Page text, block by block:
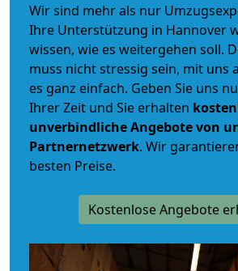
Wir sind mehr als nur
Ihre Unterstützung in Hannover
wissen, wie es weitergehen soll.
muss nicht stressig sein, mit uns
es ganz einfach. Geben Sie uns
Ihrer Zeit und Sie erhalten
unverbindlicheAngebote von
Partnernetzwerk. Wir
besten Preise.
Kostenlose Angebote